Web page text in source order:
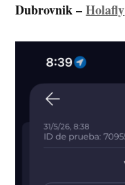
Dubrovnik –Holafly